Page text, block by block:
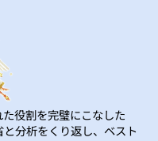
役割を完璧にこなした
分析をくり返し、ベスト